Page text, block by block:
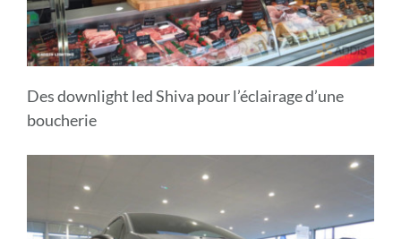
Des downlight led Shiva pour l’éclairage d’une
boucherie